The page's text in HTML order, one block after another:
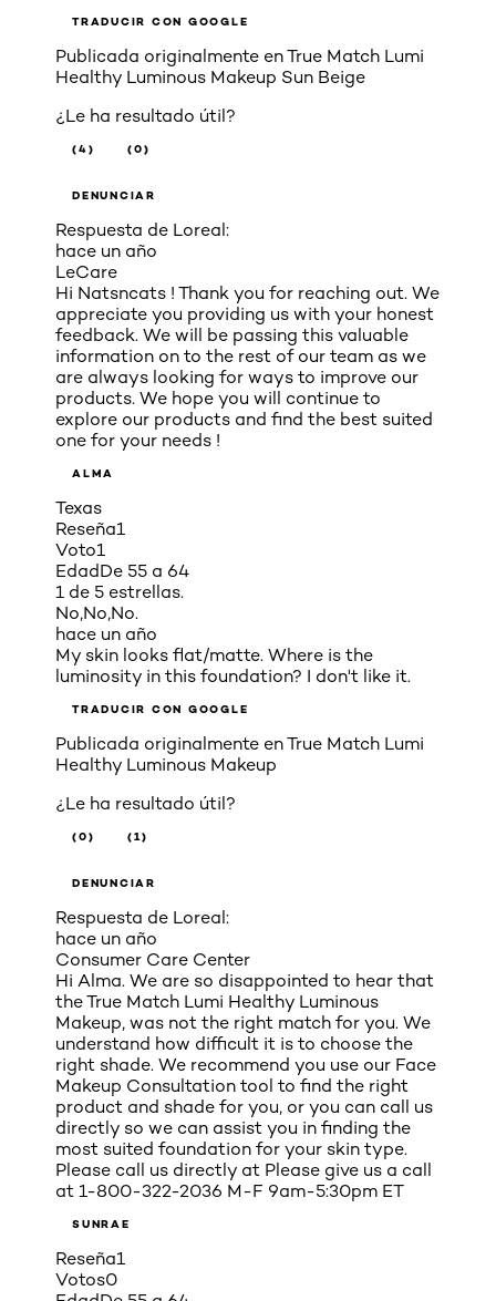
TRADUCIR CON GOOGLE
Publicada originalmente enTrue Match Lumi
Healthy Luminous Makeup Sun Beige
¿Le ha resultado útil?
(4) (0)
DENUNCIAR
Respuesta de Loreal:
hace un año
LeCare
Hi Natsncats ! Thank you for reaching out. We
appreciate you providing us with your honest
feedback. We will be passing this valuable
information on to the rest of our team as we
are always looking for ways to improve our
products. We hope you will continue to
explore our products and find the best suited
one for your needs !
ALMA
Texas
Reseña1
Voto1
EdadDe 55 a 64
1 de 5 estrellas.
No,No,No.
hace un año
My skin looks flat/matte. Where is the
luminosity in this foundation? I don't like it.
TRADUCIR CON GOOGLE
Publicada originalmente enTrue Match Lumi
Healthy Luminous Makeup
¿Le ha resultado útil?
(0) (1)
DENUNCIAR
Respuesta de Loreal:
hace un año
Consumer Care Center
Hi Alma. We are so disappointed to hear that
the True Match Lumi Healthy Luminous
Makeup, was not the right match for you. We
understand how difficult it is to choose the
right shade. We recommend you use our Face
Makeup Consultation tool to find the right
product and shade for you, or you can call us
directly so we can assist you in finding the
most suited foundation for your skin type.
Please call us directly at Please give us a call
at 1-800-322-2036 M-F 9am-5:30pm ET
SUNRAE
Reseña1
Votos0